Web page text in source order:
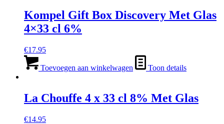
Kompel Gift Box Discovery Met Glas
4×33 cl 6%
€17.95
Toevoegen aan winkelwagen Toon details
La Chouffe 4 x 33 cl 8% Met Glas
€14.95